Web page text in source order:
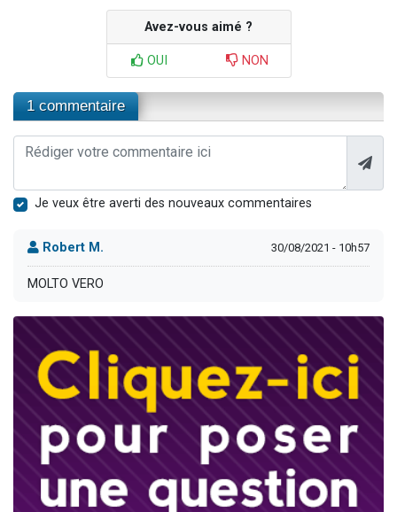
Avez-vous aimé ?
OUI NON
1 commentaire
Je veux être averti des nouveaux commentaires
Robert M. 30/08/2021 - 10h57
MOLTO VERO